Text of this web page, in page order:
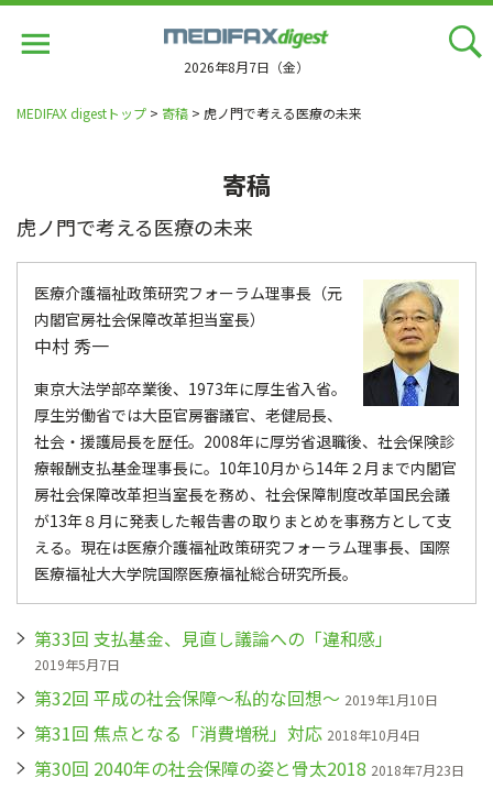
2026年8月7日（金）
MEDIFAX digestトップ > 寄稿 > 虎ノ門で考える医療の未来
寄稿
虎ノ門で考える医療の未来
医療介護福祉政策研究フォーラム理事長（元
内閣官房社会保障改革担当室長）
中村 秀一
東京大法学部卒業後、1973年に厚生省入省。
厚生労働省では大臣官房審議官、老健局長、
社会・援護局長を歴任。2008年に厚労省退職後、社会保険診
療報酬支払基金理事長に。10年10月から14年２月まで内閣官
房社会保障改革担当室長を務め、社会保障制度改革国民会議
が13年８月に発表した報告書の取りまとめを事務方として支
える。現在は医療介護福祉政策研究フォーラム理事長、国際
医療福祉大大学院国際医療福祉総合研究所長。
第33回 支払基金、見直し議論への「違和感」
2019年5月7日
第32回 平成の社会保障～私的な回想～ 2019年1月10日
第31回 焦点となる「消費増税」対応 2018年10月4日
第30回 2040年の社会保障の姿と骨太2018 2018年7月23日